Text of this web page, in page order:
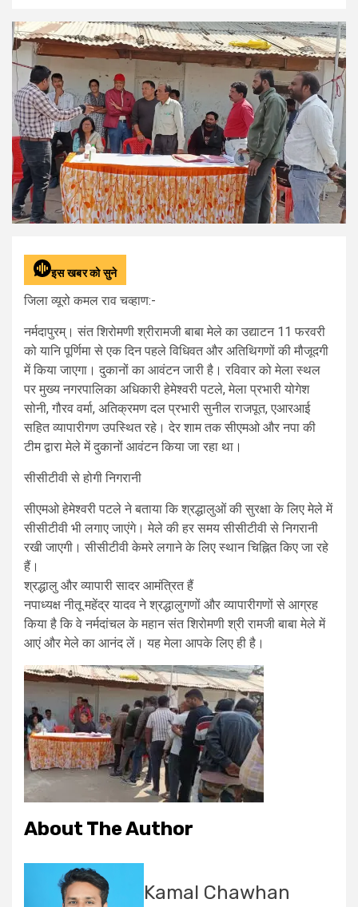
इस खबर को सुने
जिला व्यूरो कमल राव चव्हाण:-
नर्मदापुरम्। संत शिरोमणी श्रीरामजी बाबा मेले का उद्याटन 11 फरवरी
को यानि पूर्णिमा से एक दिन पहले विधिवत और अतिथिगणों की मौजूदगी
में किया जाएगा। दुकानों का आवंटन जारी है। रविवार को मेला स्थल
पर मुख्य नगरपालिका अधिकारी हेमेश्वरी पटले, मेला प्रभारी योगेश
सोनी, गौरव वर्मा, अतिक्रमण दल प्रभारी सुनील राजपूत, एआरआई
सहित व्यापारीगण उपस्थित रहे। देर शाम तक सीएमओ और नपा की
टीम द्वारा मेले में दुकानों आवंटन किया जा रहा था।
सीसीटीवी से होगी निगरानी
सीएमओ हेमेश्वरी पटले ने बताया कि श्रद्धालुओं की सुरक्षा के लिए मेले में
सीसीटीवी भी लगाए जाएंगे। मेले की हर समय सीसीटीवी से निगरानी
रखी जाएगी। सीसीटीवी केमरे लगाने के लिए स्थान चिह्नित किए जा रहे
हैं।
श्रद्धालु और व्यापारी सादर आमंत्रित हैं
नपाध्यक्ष नीतू महेंद्र यादव ने श्रद्धालुगणों और व्यापारीगणों से आग्रह
किया है कि वे नर्मदांचल के महान संत शिरोमणी श्री रामजी बाबा मेले में
आएं और मेले का आनंद लें। यह मेला आपके लिए ही है।
About The Author
Kamal Chawhan